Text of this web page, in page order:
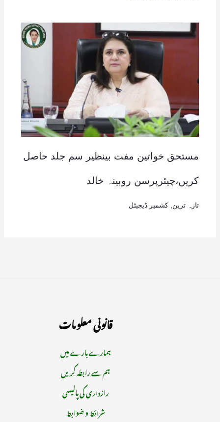
مستحق خواتین مفت بینظیر سم جلد حاصل
کریں،چیئرپرسن روبینہ خالد
تازہ ترین کشمیر ڈیجیٹل
قانونی معلومات
ہمارے بارے میں
ہم سے رابطہ کریں
رازداری کی پالیسی
شرائط و ضوابط